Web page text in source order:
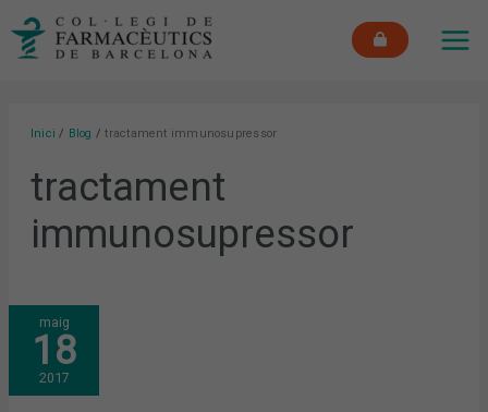
Inici Blog tractament immunosupressor
tractament
immunosupressor
maig
18
2017
BEQUES
COL·LEGIALS:
QUINS
RESULTATS
S’HAN
OBTINGUT?